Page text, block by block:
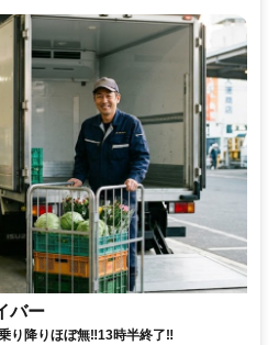
バー
り降りほぼ無‼13時半終了‼